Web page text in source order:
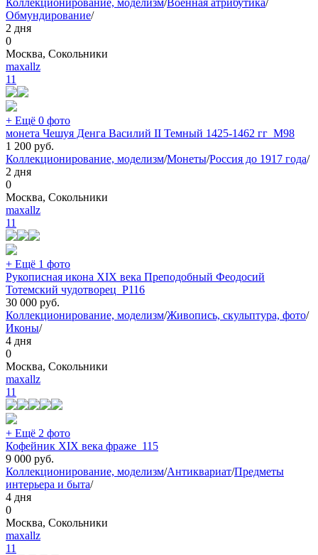
Коллекционирование, моделизм/Военная атрибутика/
Обмундирование/
2 дня
0
Москва, Сокольники
maxallz
11
+ Ещё 0 фото
монета Чешуя Денга Василий II Темный 1425-1462 гг_М98
1 200 руб.
Коллекционирование, моделизм/Монеты/Россия до 1917 года/
2 дня
0
Москва, Сокольники
maxallz
11
+ Ещё 1 фото
Рукописная икона XIX века Преподобный Феодосий
Тотемский чудотворец_Р116
30 000 руб.
Коллекционирование, моделизм/Живопись, скульптура, фото/
Иконы/
4 дня
0
Москва, Сокольники
maxallz
11
+ Ещё 2 фото
Кофейник XIX века фраже_115
9 000 руб.
Коллекционирование, моделизм/Антиквариат/Предметы
интерьера и быта/
4 дня
0
Москва, Сокольники
maxallz
11